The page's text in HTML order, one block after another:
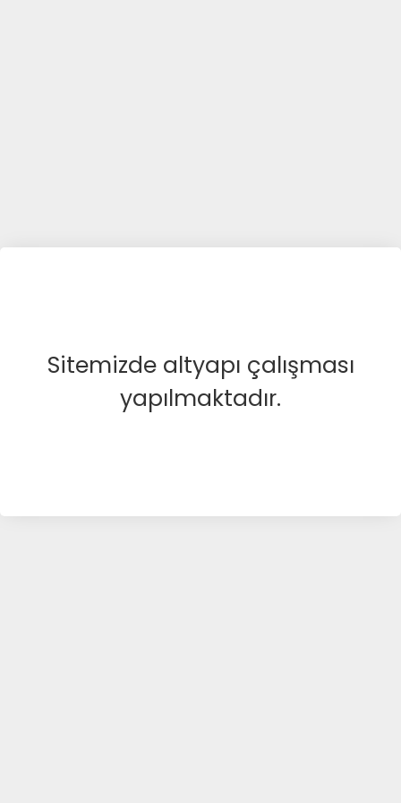
Sitemizde altyapı çalışması
yapılmaktadır.